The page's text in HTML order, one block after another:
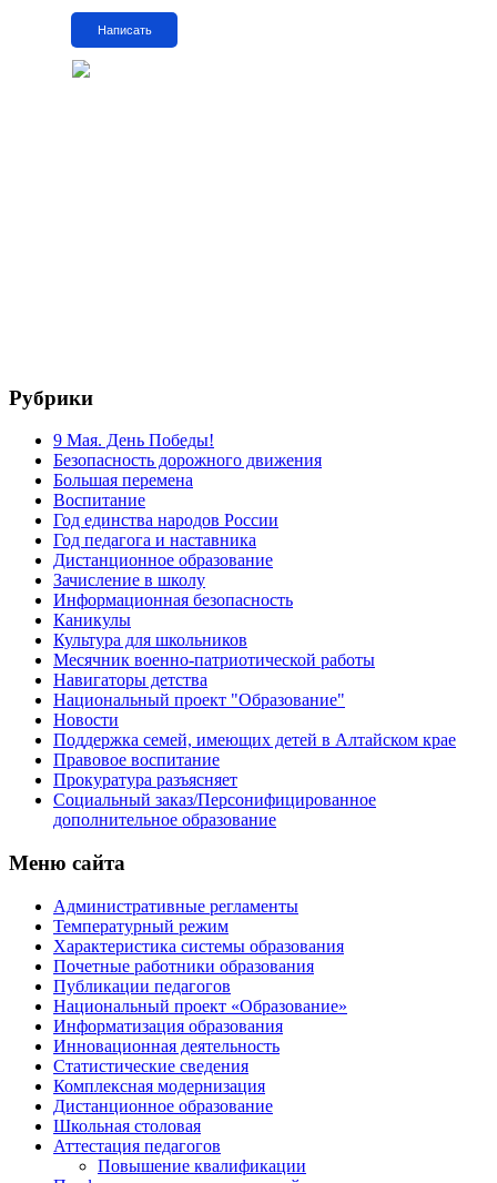
Написать
Рубрики
9 Мая. День Победы!
Безопасность дорожного движения
Большая перемена
Воспитание
Год единства народов России
Год педагога и наставника
Дистанционное образование
Зачисление в школу
Информационная безопасность
Каникулы
Культура для школьников
Месячник военно-патриотической работы
Навигаторы детства
Национальный проект "Образование"
Новости
Поддержка семей, имеющих детей в Алтайском крае
Правовое воспитание
Прокуратура разъясняет
Социальный заказ/Персонифицированное
дополнительное образование
Меню сайта
Административные регламенты
Температурный режим
Характеристика системы образования
Почетные работники образования
Публикации педагогов
Национальный проект «Образование»
Информатизация образования
Инновационная деятельность
Статистические сведения
Комплексная модернизация
Дистанционное образование
Школьная столовая
Аттестация педагогов
Повышение квалификации